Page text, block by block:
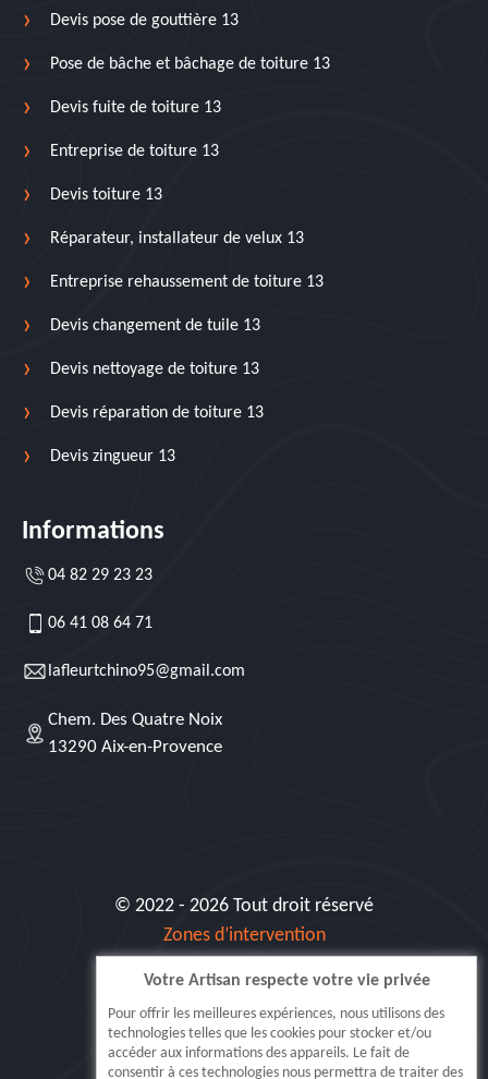
Devis pose de gouttière 13
Pose de bâche et bâchage de toiture 13
Devis fuite de toiture 13
Entreprise de toiture 13
Devis toiture 13
Réparateur, installateur de velux 13
Entreprise rehaussement de toiture 13
Devis changement de tuile 13
Devis nettoyage de toiture 13
Devis réparation de toiture 13
Devis zingueur 13
Informations
04 82 29 23 23
06 41 08 64 71
lafleurtchino95@gmail.com
Chem. Des Quatre Noix
13290 Aix-en-Provence
© 2022 - 2026 Tout droit réservé
Zones d’intervention
Siret: 515 062 404 000 30
Votre Artisan respecte votre vie privée
Pour offrir les meilleures expériences, nous utilisons des
technologies telles que les cookies pour stocker et/ou
accéder aux informations des appareils. Le fait de
consentir à ces technologies nous permettra de traiter des